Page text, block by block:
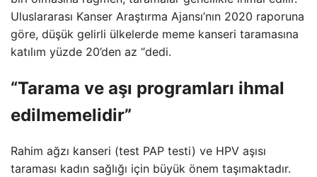
Uluslararası Kanser Araştırma Ajansı’nın 2020 raporuna
göre, düşük gelirli ülkelerde meme kanseri taramasına
katılım yüzde 20’den az “dedi.
“Tarama ve aşı programları ihmal
edilmemelidir”
Rahim ağzı kanseri (test PAP testi) ve HPV aşısı
taraması kadın sağlığı için büyük önem taşımaktadır.